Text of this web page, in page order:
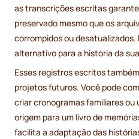
as transcrições escritas
preservado mesmo que os
corrompidos ou desatualizados.
alternativo para a história da
Esses registros escritos
projetos futuros. Você pode
criar cronogramas familiares ou
origem para um livro de
facilita a adaptação das